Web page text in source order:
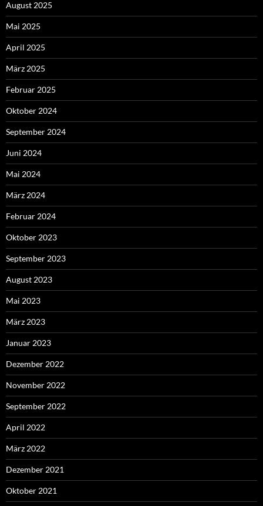
August 2025
Mai 2025
April 2025
März 2025
Februar 2025
Oktober 2024
September 2024
Juni 2024
Mai 2024
März 2024
Februar 2024
Oktober 2023
September 2023
August 2023
Mai 2023
März 2023
Januar 2023
Dezember 2022
November 2022
September 2022
April 2022
März 2022
Dezember 2021
Oktober 2021